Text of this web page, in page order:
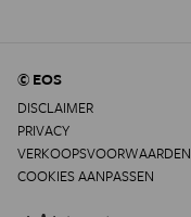
© EOS
DISCLAIMER
PRIVACY
VERKOOPSVOORWAARDEN
COOKIES AANPASSEN